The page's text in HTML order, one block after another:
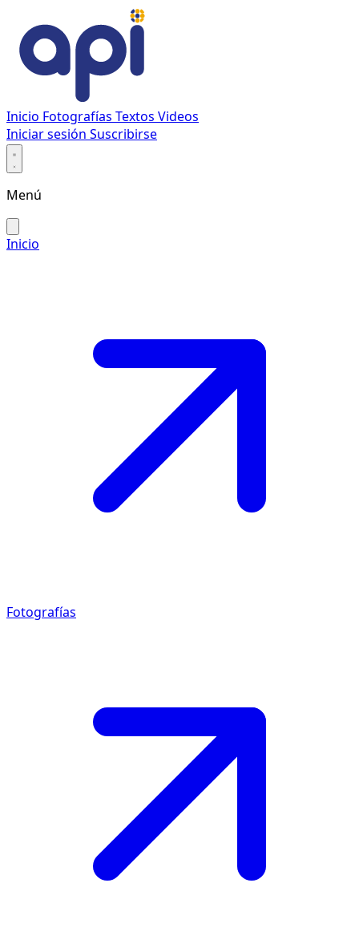
Inicio Fotografías Textos Videos
Iniciar sesión Suscribirse
Menú
Inicio
Fotografías